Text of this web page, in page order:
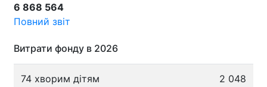
6 868 564
Повний звіт
Витрати фонду в 2026
74 хворим дітям
2 048